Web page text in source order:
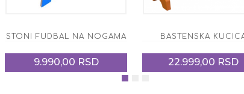
STONI FUDBAL NA NOGAMA
9.990,00 RSD
BASTENSKA
22.999,00 RSD